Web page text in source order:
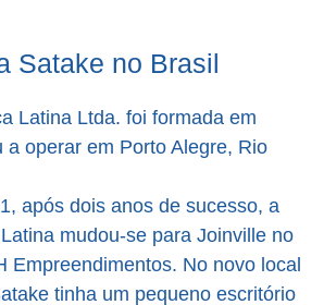
Satake no Brasil
Latina Ltda. foi formada em
a operar em Porto Alegre, Rio
após dois anos de sucesso, a
mudou-se para Joinville no
Empreendimentos. No novo local
tinha um pequeno escritório